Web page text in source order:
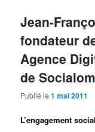
Jean-
fondateur
Agence
de
Publié le1 mai 2011
L’engagement